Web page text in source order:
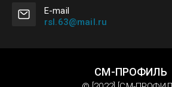
Е-mail
rsl.63@mail.ru
СМ-ПРОФИЛЬ